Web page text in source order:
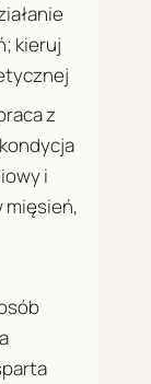
kieruj
z
i
mięsień,